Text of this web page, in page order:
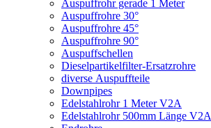
Auspuffrohr gerade 1 Meter
Auspuffrohre 30°
Auspuffrohre 45°
Auspuffrohre 90°
Auspuffschellen
Dieselpartikelfilter-Ersatzrohre
diverse Auspuffteile
Downpipes
Edelstahlrohr 1 Meter V2A
Edelstahlrohr 500mm Länge V2A